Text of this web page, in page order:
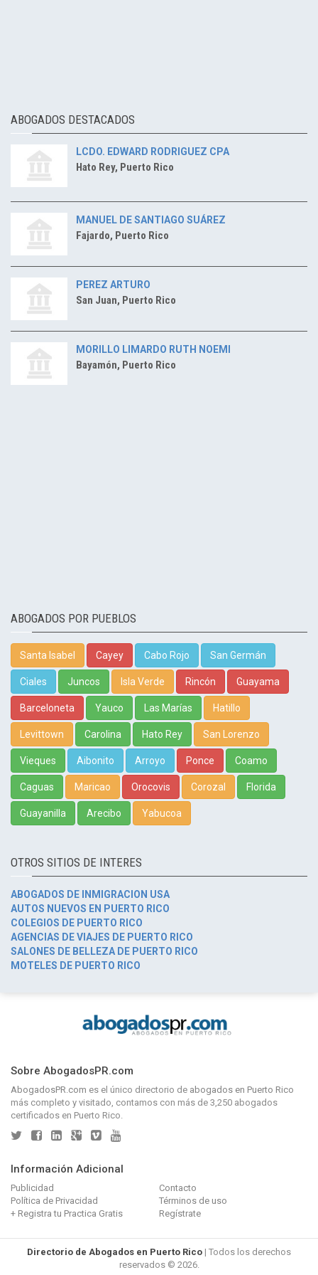
ABOGADOS DESTACADOS
LCDO. EDWARD RODRIGUEZ CPA
Hato Rey, Puerto Rico
MANUEL DE SANTIAGO SUÁREZ
Fajardo, Puerto Rico
PEREZ ARTURO
San Juan, Puerto Rico
MORILLO LIMARDO RUTH NOEMI
Bayamón, Puerto Rico
ABOGADOS POR PUEBLOS
Santa Isabel Cayey Cabo Rojo San Germán
Ciales Juncos Isla Verde Rincón Guayama
Barceloneta Yauco Las Marías Hatillo
Levittown Carolina Hato Rey San Lorenzo
Vieques Aibonito Arroyo Ponce Coamo
Caguas Maricao Orocovis Corozal Florida
Guayanilla Arecibo Yabucoa
OTROS SITIOS DE INTERES
ABOGADOS DE INMIGRACION USA
AUTOS NUEVOS EN PUERTO RICO
COLEGIOS DE PUERTO RICO
AGENCIAS DE VIAJES DE PUERTO RICO
SALONES DE BELLEZA DE PUERTO RICO
MOTELES DE PUERTO RICO
Sobre AbogadosPR.com
AbogadosPR.com es el único directorio de abogados en Puerto Rico
más completo y visitado, contamos con más de 3,250 abogados
certificados en Puerto Rico.
Información Adicional
Publicidad
Contacto
Política de Privacidad
Términos de uso
+ Registra tu Practica Gratis
Regístrate
Directorio de Abogados en Puerto Rico | Todos los derechos
reservados © 2026.